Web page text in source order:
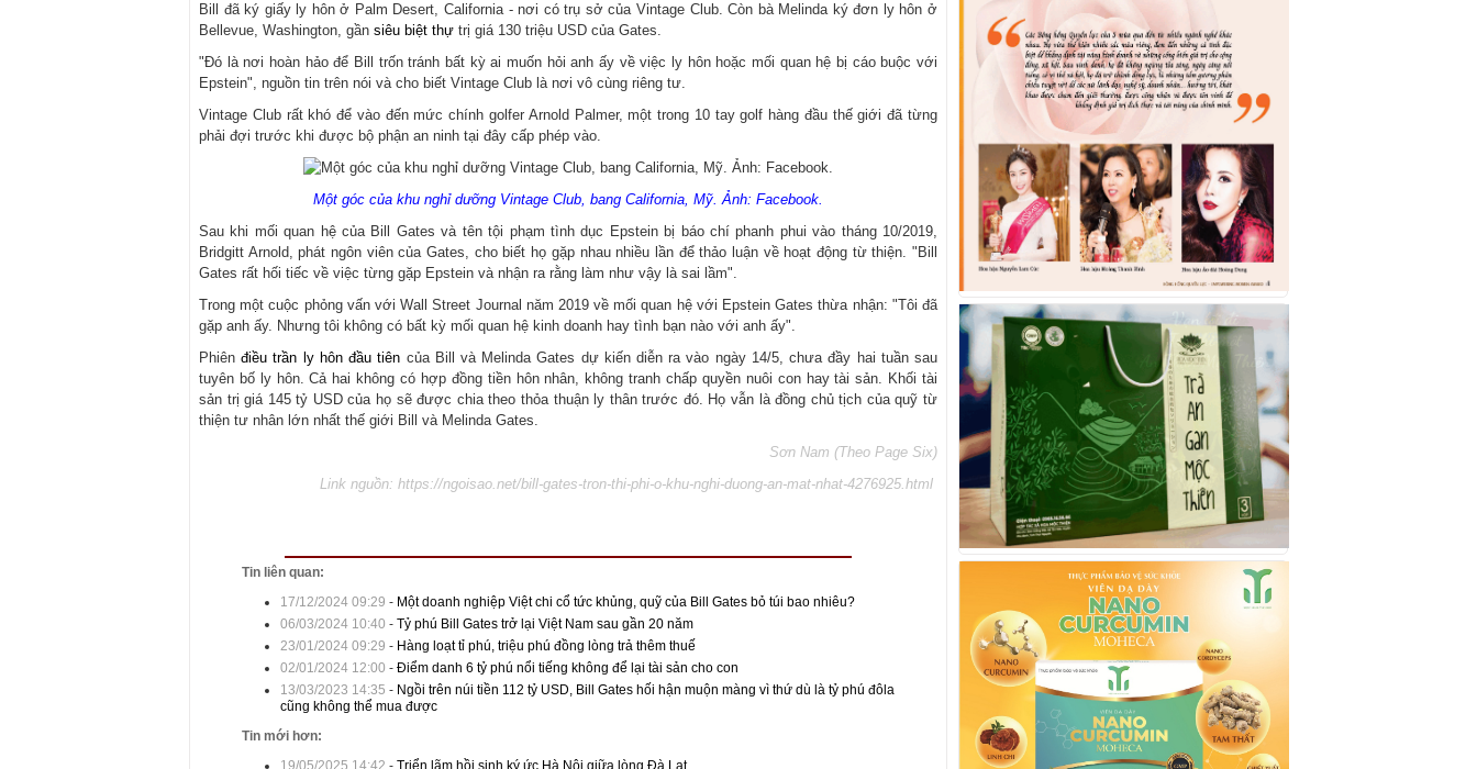
Bill đã ký giấy ly hôn ở Palm Desert, California - nơi có trụ sở của Vintage Club. Còn bà Melinda ký đơn ly hôn ở
Bellevue, Washington, gần siêu biệt thự trị giá 130 triệu USD của Gates.
"Đó là nơi hoàn hảo để Bill trốn tránh bất kỳ ai muốn hỏi anh ấy về việc ly hôn hoặc mối quan hệ bị cáo buộc với
Epstein", nguồn tin trên nói và cho biết Vintage Club là nơi vô cùng riêng tư.
Vintage Club rất khó để vào đến mức chính golfer Arnold Palmer, một trong 10 tay golf hàng đầu thế giới đã từng
phải đợi trước khi được bộ phận an ninh tại đây cấp phép vào.
Một góc của khu nghỉ dưỡng Vintage Club, bang California, Mỹ. Ảnh: Facebook.
Sau khi mối quan hệ của Bill Gates và tên tội phạm tình dục Epstein bị báo chí phanh phui vào tháng 10/2019,
Bridgitt Arnold, phát ngôn viên của Gates, cho biết họ gặp nhau nhiều lần để thảo luận về hoạt động từ thiện. "Bill
Gates rất hối tiếc về việc từng gặp Epstein và nhận ra rằng làm như vậy là sai lầm".
Trong một cuộc phỏng vấn với Wall Street Journal năm 2019 về mối quan hệ với Epstein Gates thừa nhận: "Tôi đã
gặp anh ấy. Nhưng tôi không có bất kỳ mối quan hệ kinh doanh hay tình bạn nào với anh ấy".
Phiênđiều trần ly hôn đầu tiên của Bill và Melinda Gates dự kiến diễn ra vào ngày 14/5, chưa đầy hai tuần sau
tuyên bố ly hôn. Cả hai không có hợp đồng tiền hôn nhân, không tranh chấp quyền nuôi con hay tài sản. Khối tài
sản trị giá 145 tỷ USD của họ sẽ được chia theo thỏa thuận ly thân trước đó. Họ vẫn là đồng chủ tịch của quỹ từ
thiện tư nhân lớn nhất thế giới Bill và Melinda Gates.
Sơn Nam (Theo Page Six)
Link nguồn: https://ngoisao.net/bill-gates-tron-thi-phi-o-khu-nghi-duong-an-mat-nhat-4276925.html
Tin liên quan:
17/12/2024 09:29 - Một doanh nghiệp Việt chi cổ tức khủng, quỹ của Bill Gates bỏ túi bao nhiêu?
06/03/2024 10:40 - Tỷ phú Bill Gates trở lại Việt Nam sau gần 20 năm
23/01/2024 09:29 - Hàng loạt tỉ phú, triệu phú đồng lòng trả thêm thuế
02/01/2024 12:00 - Điểm danh 6 tỷ phú nổi tiếng không để lại tài sản cho con
13/03/2023 14:35 - Ngồi trên núi tiền 112 tỷ USD, Bill Gates hối hận muộn màng vì thứ dù là tỷ phú đôla
cũng không thể mua được
Tin mới hơn:
19/05/2025 14:42 - Triển lãm hồi sinh ký ức Hà Nội giữa lòng Đà Lạt